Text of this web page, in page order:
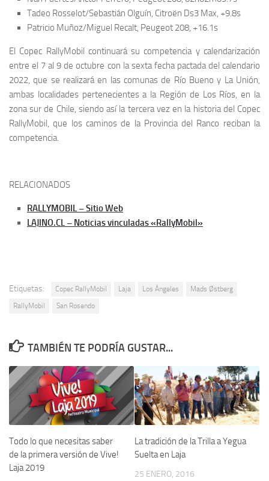
Tadeo Rosselot/Sebastián Olguín, Citroën Ds3 Max, +9.8s
Patricio Muñoz/Miguel Recalt, Peugeot 208, +16.1s
El Copec RallyMobil continuará su competencia y calendarización
entre el 7 al 9 de octubre con la sexta fecha pactada del calendario
2022, que se realizará en las comunas de Río Bueno y La Unión,
ambas localidades pertenecientes a la Región de Los Ríos, en la
zona sur de Chile, siendo así la tercera vez en la historia del Copec
RallyMobil, que los caminos de la Provincia del Ranco reciban la
competencia.
RELACIONADOS
RALLYMOBIL – Sitio Web
LAJINO.CL – Noticias vinculadas «RallyMobil»
Etiquetas: Copec RallyMobil Laja Los Ángeles
Mads Østberg
RallyMobil
San Rosendo
TAMBIÉN TE PODRÍA GUSTAR...
Todo lo que necesitas saber
de la primera versión de Vive!
Laja 2019
La tradición de la Trilla a Yegua
Suelta en Laja
25 ENERO, 2016